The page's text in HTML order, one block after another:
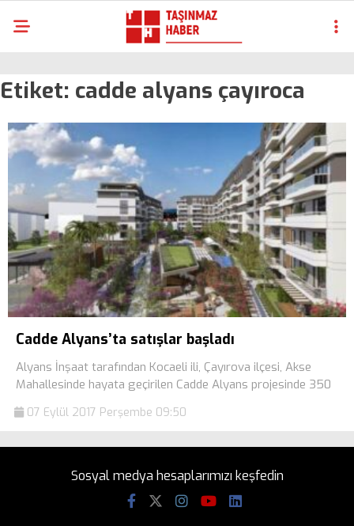
Etiket: cadde alyans çayıroca
Cadde Alyans’ta satışlar başladı
Alyans İnşaat tarafından Kocaeli ili, Çayırova ilçesi, Akse
Mahallesinde hayata geçirilen Cadde Alyans projesinde 350
07 Eylül 2017 Perşembe 09:50
Sosyal medya hesaplarımızı keşfedin